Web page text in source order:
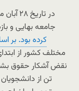
در
جامعه بهایی و
کرده بود. بر
مختلف کشور از
تن از